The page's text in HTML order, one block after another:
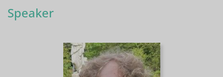
Speaker